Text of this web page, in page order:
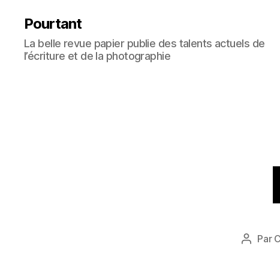
Pourtant
La belle revue papier publie des talents actuels de
l’écriture et de la photographie
Auteur
Par